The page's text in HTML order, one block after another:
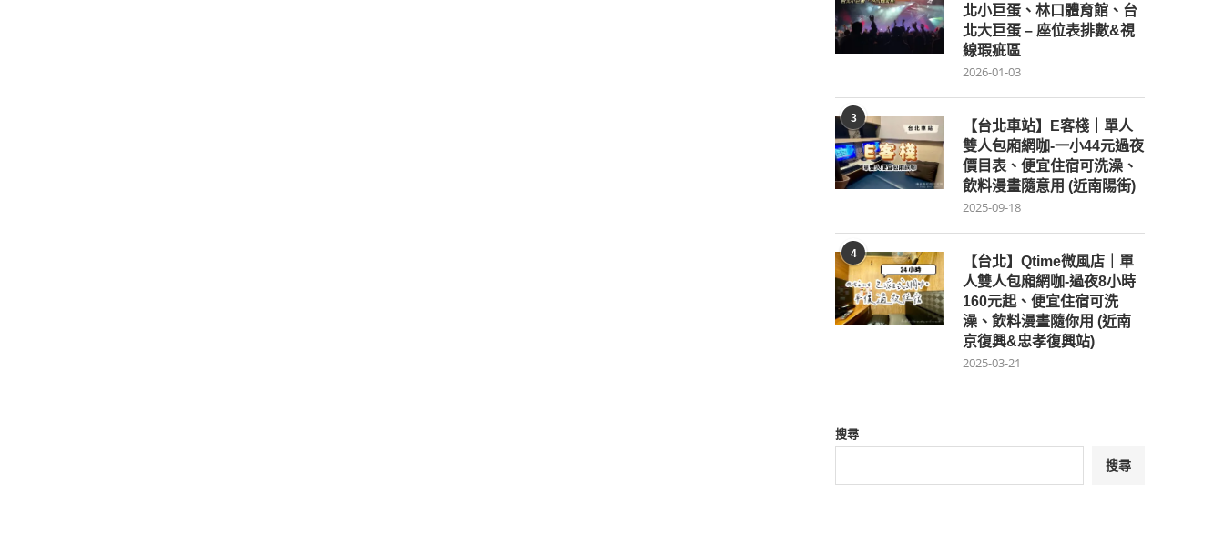
北小巨蛋、林口體育館、台
北大巨蛋 – 座位表排數&視
線瑕疵區
2026-01-03
3
【台北車站】E客棧｜單人
雙人包廂網咖-一小44元過夜
價目表、便宜住宿可洗澡、
飲料漫畫隨意用 (近南陽街)
2025-09-18
4
【台北】Qtime微風店｜單
人雙人包廂網咖-過夜8小時
160元起、便宜住宿可洗
澡、飲料漫畫隨你用 (近南
京復興&忠孝復興站)
2025-03-21
搜尋
搜尋